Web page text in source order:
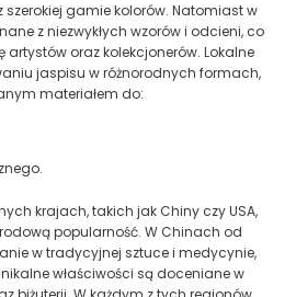
gamie kolorów. Natomiast w
z niezwykłych wzorów i odcieni, co
oraz kolekcjonerów. Lokalne
jaspisu w różnorodnych formach,
materiałem do:
krajach, takich jak Chiny czy USA,
popularność. W Chinach od
w tradycyjnej sztuce i medycynie,
właściwości są doceniane w